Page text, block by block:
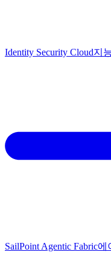
Identity Security Cloud지
SailPoint Agentic Fabric에